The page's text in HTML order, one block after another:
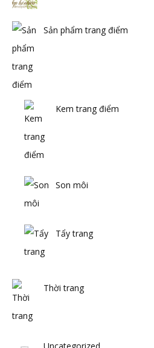
Sản phẩm trang điểm
Kem trang điểm
Son môi
Tẩy trang
Thời trang